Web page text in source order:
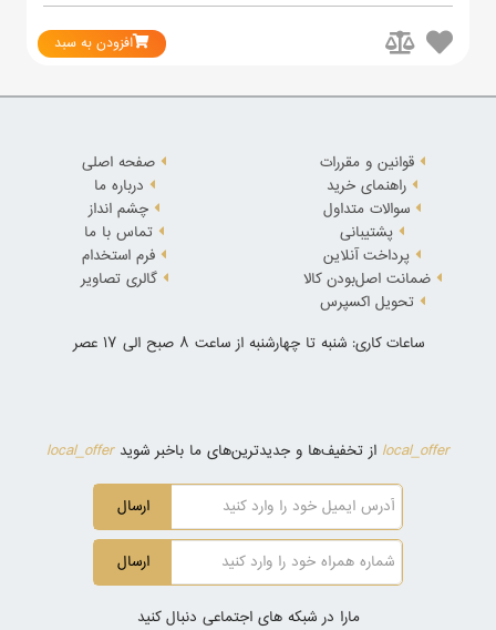
افزودن به سبد
قوانین و مقررات
راهنمای خرید
سوالات متداول
پشتیبانی
پرداخت آنلاین
ضمانت اصل‌بودن کالا
تحویل اکسپرس
صفحه اصلی
درباره ما
چشم انداز
تماس با ما
فرم استخدام
گالری تصاویر
ساعات کاری: شنبه تا چهارشنبه از ساعت 8 صبح الی 17 عصر
local_offer از تخفیف‌ها و جدیدترین‌های ما باخبر شویدlocal_offer
ارسال
ارسال
مارا در شبکه های اجتماعی دنبال کنید